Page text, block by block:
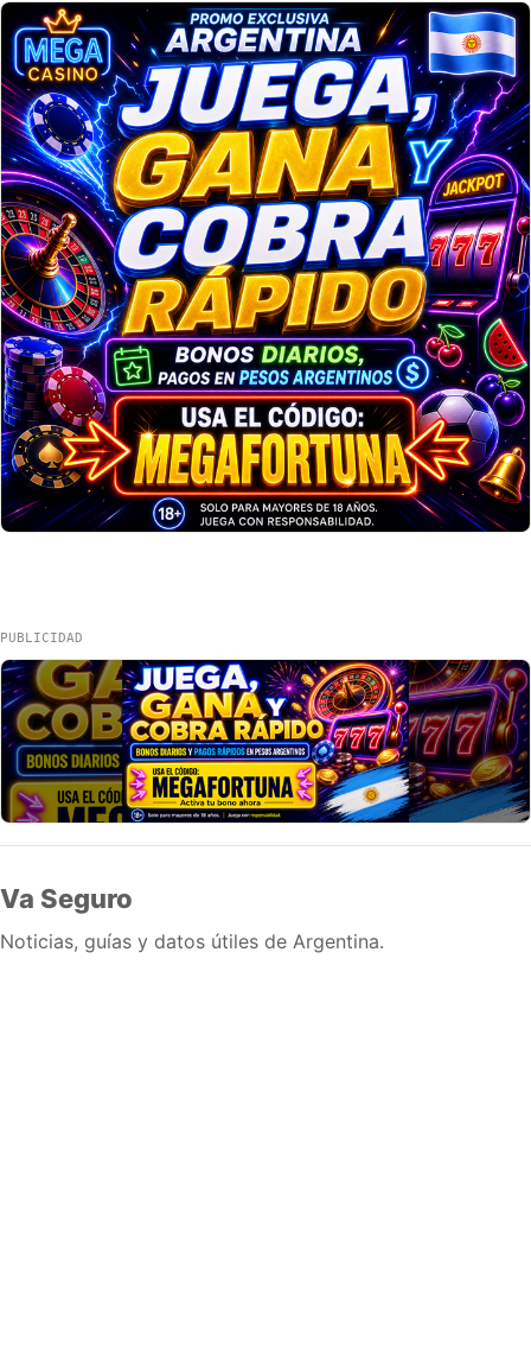
PUBLICIDAD
Va Seguro
Noticias, guías y datos útiles de Argentina.